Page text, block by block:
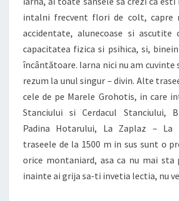
intalni frecvent flori de colt, capre
accidentate, alunecoase si
capacitatea fizica si psihica, si,
încântătoare. Iarna nici nu am cuvinte
rezum la unul singur – divin. Alte
cele de pe Marele Grohotis, in care
Stanciului si Cerdacul Stanciului,
Padina Hotarului, La Zaplaz – La
traseele de la 1500 m in sus sunt o
orice montaniard, asa ca nu mai sta
inainte ai grija sa-ti invetia lectia, nu